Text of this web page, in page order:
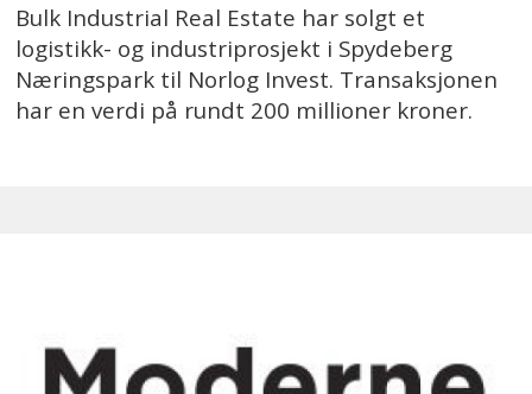
Bulk Industrial Real Estate har solgt et
logistikk- og industriprosjekt i Spydeberg
Næringspark til Norlog Invest. Transaksjonen
har en verdi på rundt 200 millioner kroner.